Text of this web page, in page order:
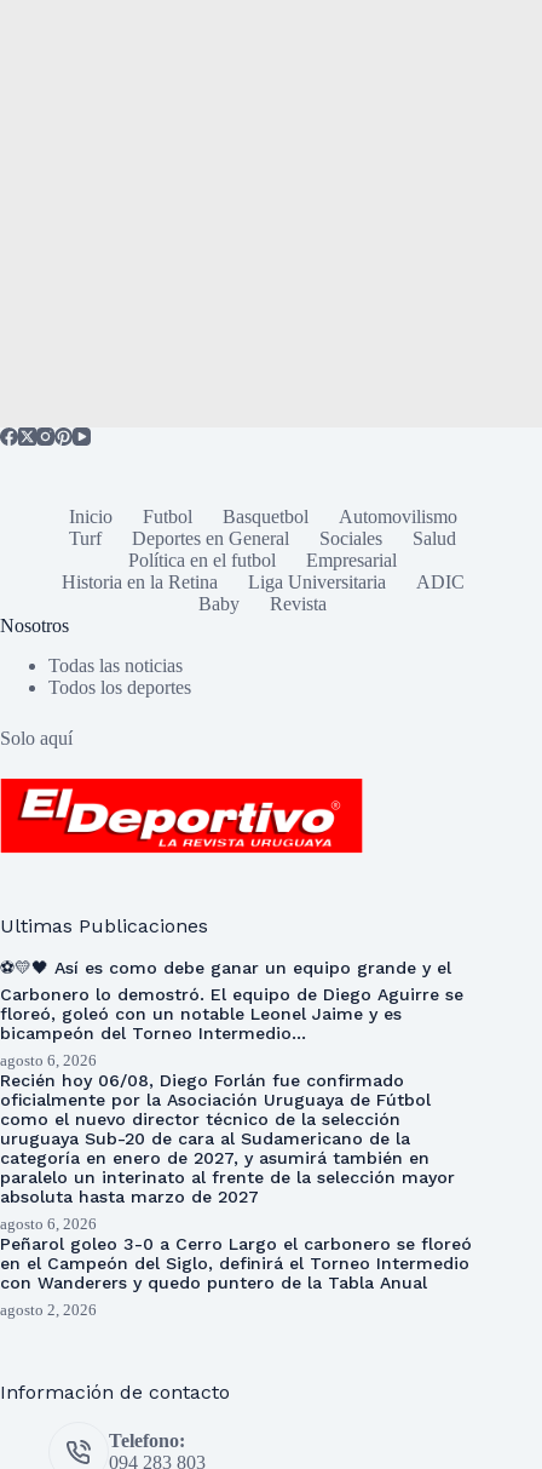
Inicio Futbol Basquetbol
Automovilismo
Turf
Deportes en General Sociales
Salud
Política en el futbol
Empresarial
Historia en la Retina
Liga Universitaria
ADIC
Baby
Revista
Nosotros
Todas las noticias
Todos los deportes
Solo aquí
Ultimas Publicaciones
⚽💛🖤 Así es como debe ganar un equipo grande y el
Carbonero lo demostró. El equipo de Diego Aguirre se
floreó, goleó con un notable Leonel Jaime y es
bicampeón del Torneo Intermedio…
agosto 6, 2026
Recién hoy 06/08, Diego Forlán fue confirmado
oficialmente por la Asociación Uruguaya de Fútbol
como el nuevo director técnico de la selección
uruguaya Sub-20 de cara al Sudamericano de la
categoría en enero de 2027, y asumirá también en
paralelo un interinato al frente de la selección mayor
absoluta hasta marzo de 2027
agosto 6, 2026
Peñarol goleo 3-0 a Cerro Largo el carbonero se floreó
en el Campeón del Siglo, definirá el Torneo Intermedio
con Wanderers y quedo puntero de la Tabla Anual
agosto 2, 2026
Información de contacto
Telefono:
094 283 803